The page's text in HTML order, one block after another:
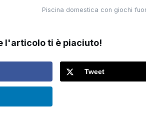
Piscina domestica con giochi
l'articolo ti è piaciuto!
Tweet